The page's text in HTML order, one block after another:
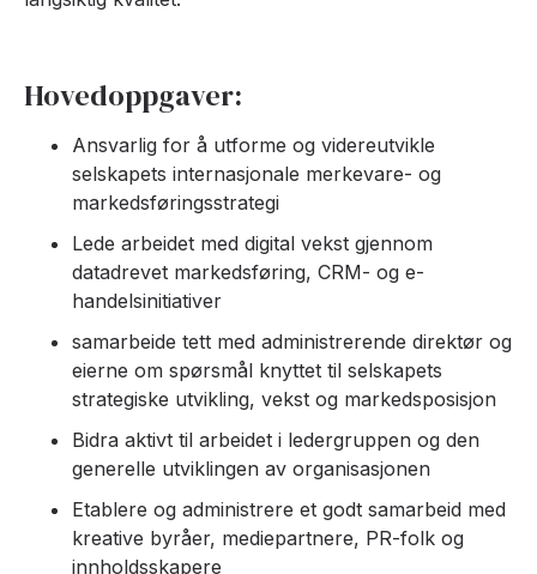
Hovedoppgaver:
Ansvarlig for å utforme og videreutvikle
selskapets internasjonale merkevare- og
markedsføringsstrategi
Lede arbeidet med digital vekst gjennom
datadrevet markedsføring, CRM- og e-
handelsinitiativer
samarbeide tett med administrerende direktør og
eierne om spørsmål knyttet til selskapets
strategiske utvikling, vekst og markedsposisjon
Bidra aktivt til arbeidet i ledergruppen og den
generelle utviklingen av organisasjonen
Etablere og administrere et godt samarbeid med
kreative byråer, mediepartnere, PR-folk og
innholdsskapere